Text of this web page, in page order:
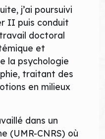
j’ai poursuivi
II puis conduit
doctoral
et
la psychologie
traitant des
en milieux
dans un
(UMR-CNRS) où